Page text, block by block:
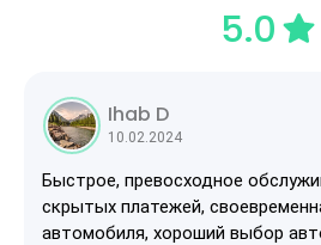
5.0
Ihab D
10.02.2024
Быстрое, превосходное
скрытых платежей,
автомобиля, хороший выбор